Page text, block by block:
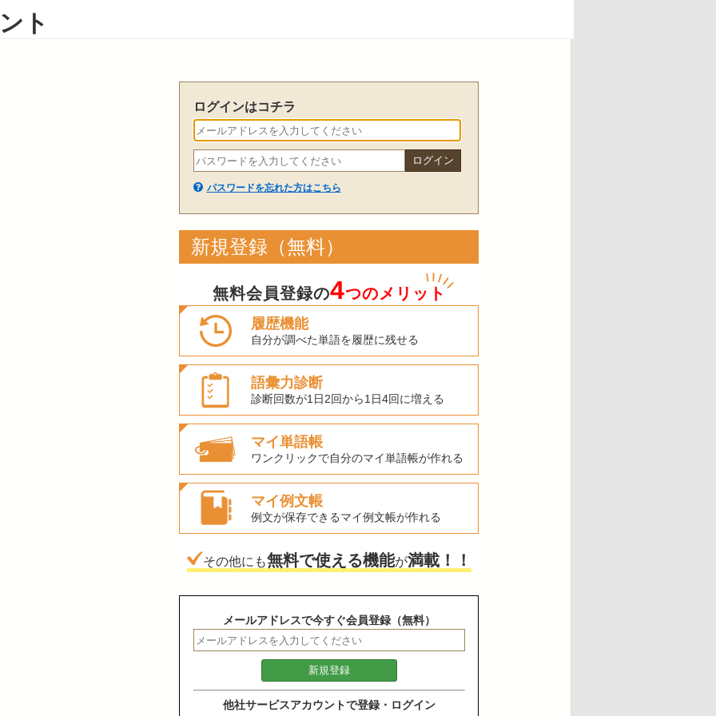
ト
ログインはコチラ
パスワードを忘れた方はこちら
新規登録（無料）
無料会員登録の4つのメリット
履歴機能
自分が調べた単語を履歴に残せる
語彙力診断
診断回数が1日2回から1日4回に増える
マイ単語帳
ワンクリックで自分のマイ単語帳が作れる
マイ例文帳
例文が保存できるマイ例文帳が作れる
その他にも無料で使える機能が満載！！
メールアドレスで今すぐ会員登録（無料）
他社サービスアカウントで登録・ログイン